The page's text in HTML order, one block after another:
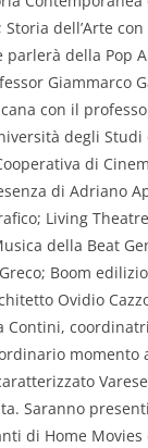
dell’Arte
parlerà della Pop
Giammarco
con il
degli Studi
di
di Adriano
Living
della Beat
Boom
Ovidio
Contini,
momento
Saranno
di Home Movies